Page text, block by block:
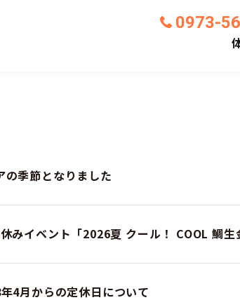
0973-
の季節となりました
みイベント「2026夏 クール！ COOL 鯛
4月からの定休日について